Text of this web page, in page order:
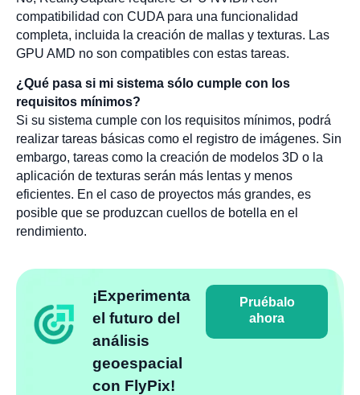
compatibilidad con CUDA para una funcionalidad
completa, incluida la creación de mallas y texturas. Las
GPU AMD no son compatibles con estas tareas.
¿Qué pasa si mi sistema sólo cumple con los
requisitos mínimos?
Si su sistema cumple con los requisitos mínimos, podrá
realizar tareas básicas como el registro de imágenes. Sin
embargo, tareas como la creación de modelos 3D o la
aplicación de texturas serán más lentas y menos
eficientes. En el caso de proyectos más grandes, es
posible que se produzcan cuellos de botella en el
rendimiento.
¡Experimenta
el futuro del
análisis
geoespacial
con FlyPix!
Pruébalo
ahora